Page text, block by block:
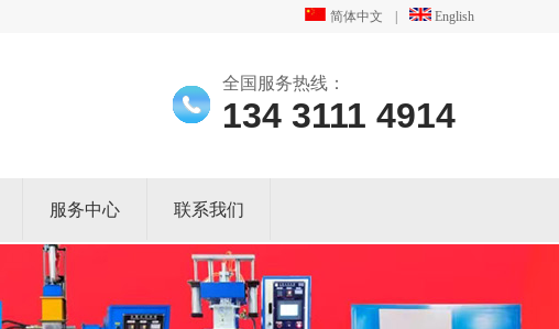
简体中文 English
全国服务热线：
134 3111 4914
服务中心 联系我们